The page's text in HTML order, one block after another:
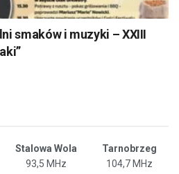
smaków i muzyki – XXIII
Stalowa Wola
Tarnobrzeg
93,5 MHz 104,7 MHz